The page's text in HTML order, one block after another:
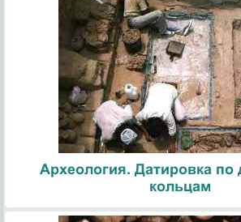
Археология. Датировка
кольцам